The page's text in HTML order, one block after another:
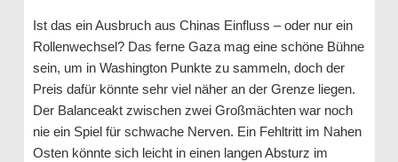
Ist das ein Ausbruch aus Chinas Einfluss – oder nur ein
Rollenwechsel? Das ferne Gaza mag eine schöne Bühne
sein, um in Washington Punkte zu sammeln, doch der
Preis dafür könnte sehr viel näher an der Grenze liegen.
Der Balanceakt zwischen zwei Großmächten war noch
nie ein Spiel für schwache Nerven. Ein Fehltritt im Nahen
Osten könnte sich leicht in einen langen Absturz im